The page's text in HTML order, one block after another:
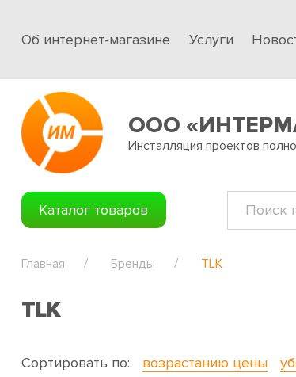
Об интернет-магазине Услуги
ООО
Инсталляция проектов
Каталог товаров
Главная Бренды TLK
TLK
Сортировать по: возрастанию цены